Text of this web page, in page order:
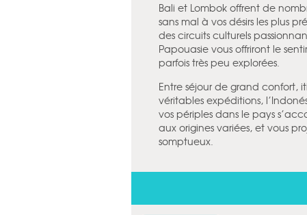
Bali et Lombok offrent de
sans mal à vos désirs les plus
des circuits culturels
Papouasie vous offriront le
parfois très peu explorées.
Entre séjour de grand confort,
véritables expéditions,
vos périples dans le pays
aux origines variées, et vous
somptueux.